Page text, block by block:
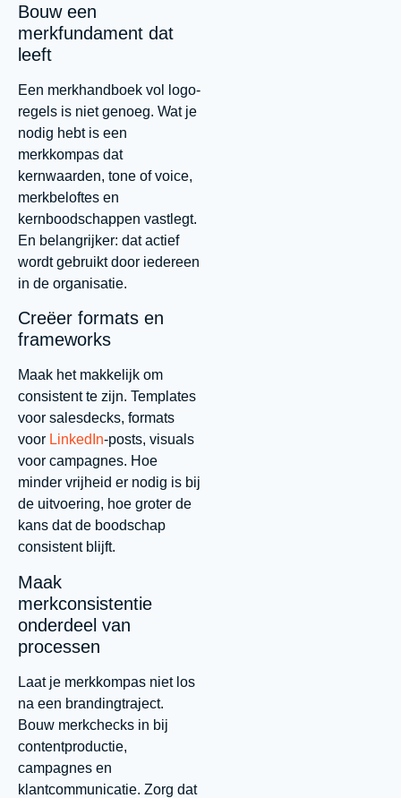
Bouw een
merkfundament dat
leeft
Een merkhandboek vol logo-
regels is niet genoeg. Wat je
nodig hebt is een
merkkompas dat
kernwaarden, tone of voice,
merkbeloftes en
kernboodschappen vastlegt.
En belangrijker: dat actief
wordt gebruikt door iedereen
in de organisatie.
Creëer formats en
frameworks
Maak het makkelijk om
consistent te zijn. Templates
voor salesdecks, formats
voor LinkedIn-posts, visuals
voor campagnes. Hoe
minder vrijheid er nodig is bij
de uitvoering, hoe groter de
kans dat de boodschap
consistent blijft.
Maak
merkconsistentie
onderdeel van
processen
Laat je merkkompas niet los
na een brandingtraject.
Bouw merkchecks in bij
contentproductie,
campagnes en
klantcommunicatie. Zorg dat